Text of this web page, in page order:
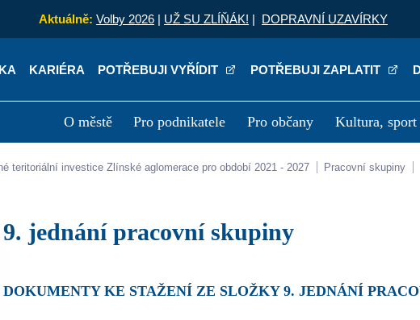
Aktuálně: Volby 2026 | UŽ SU ZLÍŇÁK! | DOPRAVNÍ UZAVÍRKY
KARIÉRA POTŘEBUJI VYŘÍDIT POTŘEBUJI ZAPLATIT
O městě Pro podnikatele Pro občany Kultura, sport
deska Kariéra
teritoriální investice Zlínské aglomerace pro období 2021 - 2027 Pracovní skupiny
9. jednání pracovní skupiny
DOKUMENTY KE STAŽENÍ ZE SLOŽKY 9. JEDNÁNÍ